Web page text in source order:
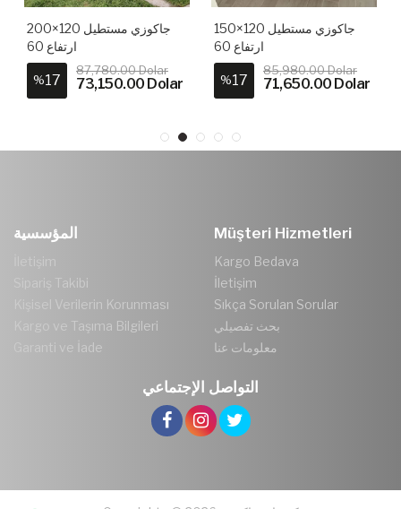
جاكوزي مستطيل 120×200
ارتفاع 60
%17
87,780.00 Dolar
73,150.00 Dolar
جاكوزي مستطيل 120×150
ارتفاع 60
%17
85,980.00 Dolar
71,650.00 Dolar
المؤسسية
İletişim
Sipariş Takibi
Kişisel Verilerin Korunması
Kargo ve Taşıma Bilgileri
Garanti ve İade
Müşteri Hizmetleri
Kargo Bedava
İletişim
Sıkça Sorulan Sorular
بحث تفصيلي
معلومات عنا
التواصل الإجتماعي